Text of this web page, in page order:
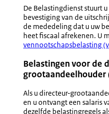
De Belastingdienst stuurt
bevestiging van de
de mededeling dat u uw
heet fiscaal afrekenen. U
vennootschapsbelasting
Belastingen voor de
grootaandeelhouder
Als u directeur-
en u ontvangt een salaris
dezelfde belastingregels